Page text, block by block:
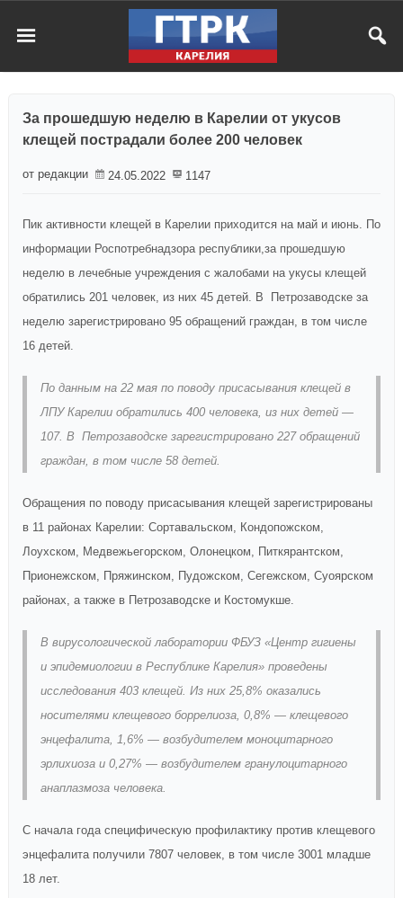
За прошедшую неделю в Карелии от укусов
клещей пострадали более 200 человек
от редакции 24.05.2022 1147
Пик активности клещей в Карелии приходится на май и июнь. По
информации Роспотребнадзора республики,за прошедшую
неделю в лечебные учреждения с жалобами на укусы клещей
обратились 201 человек, из них 45 детей. В Петрозаводске за
неделю зарегистрировано 95 обращений граждан, в том числе
16 детей.
По данным на 22 мая по поводу присасывания клещей в
ЛПУ Карелии обратились 400 человека, из них детей —
107. В Петрозаводске зарегистрировано 227 обращений
граждан, в том числе 58 детей.
Обращения по поводу присасывания клещей зарегистрированы
в 11 районах Карелии: Сортавальском, Кондопожском,
Лоухском, Медвежьегорском, Олонецком, Питкярантском,
Прионежском, Пряжинском, Пудожском, Сегежском, Суоярском
районах, а также в Петрозаводске и Костомукше.
В вирусологической лаборатории ФБУЗ «Центр гигиены
и эпидемиологии в Республике Карелия» проведены
исследования 403 клещей. Из них 25,8% оказались
носителями клещевого боррелиоза, 0,8% — клещевого
энцефалита, 1,6% — возбудителем моноцитарного
эрлихиоза и 0,27% — возбудителем гранулоцитарного
анаплазмоза человека.
С начала года специфическую профилактику против клещевого
энцефалита получили 7807 человек, в том числе 3001 младше
18 лет.